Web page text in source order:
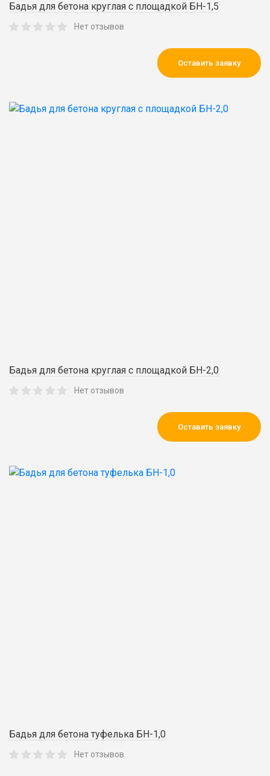
Бадья для бетона круглая с площадкой БН-1,5
Нет отзывов
Оставить заявку
Бадья для бетона круглая с площадкой БН-2,0
Нет отзывов
Оставить заявку
Бадья для бетона туфелька БН-1,0
Нет отзывов